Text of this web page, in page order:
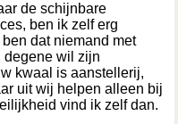
de schijnbare
ben ik zelf erg
dat niemand met
degene wil zijn
kwaal is aanstellerij,
uit wij helpen alleen bij
vind ik zelf dan.